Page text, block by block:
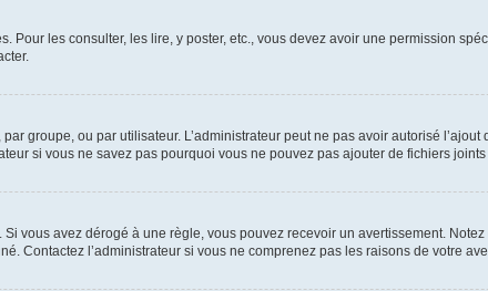
Pour les consulter, les lire, y poster, etc., vous devez avoir une permission
groupe, ou par utilisateur. L’administrateur peut ne pas avoir autorisé
si vous ne savez pas pourquoi vous ne pouvez pas ajouter de fichiers joints
vous avez dérogé à une règle, vous pouvez recevoir un avertissement. Notez
Contactez l’administrateur si vous ne comprenez pas les raisons de votre